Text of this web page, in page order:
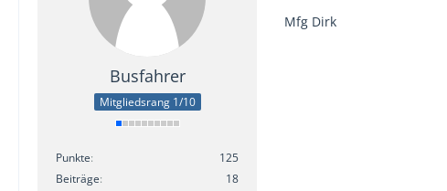
Busfahrer
Mitgliedsrang 1/10
Punkte
125
Beiträge
18
Mfg Dirk